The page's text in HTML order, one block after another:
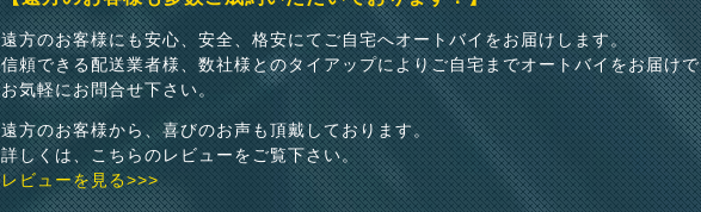
遠方のお客様にも安心、安全、格安にてご自宅へオートバイをお届けします。
信頼できる配送業者様、数社様とのタイアップによりご自宅までオートバイをお届け
お気軽にお問合せ下さい。
遠方のお客様から、喜びのお声も頂戴しております。
詳しくは、こちらのレビューをご覧下さい。
レビューを見る>>>